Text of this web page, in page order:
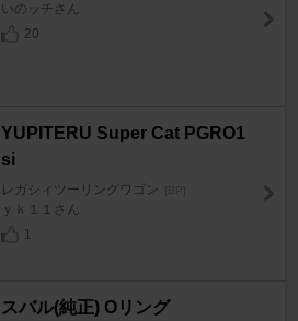
いのッチさん
20
YUPITERU Super Cat PGRO1
si
レガシィツーリングワゴン [BP]
ｙｋ１１さん
1
スバル(純正) Oリング